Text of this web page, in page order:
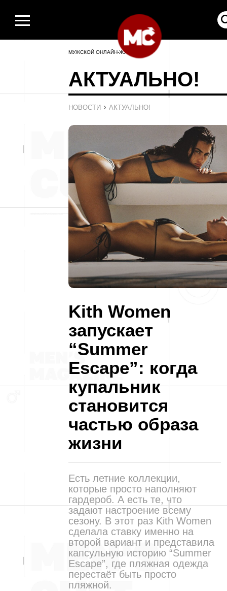
МУЖСКОЙ ОНЛАЙН-ЖУРНАЛ
АКТУАЛЬНО!
НОВОСТИ › АКТУАЛЬНО!
Kith Women
запускает
“Summer
Escape”: когда
купальник
становится
частью образа
жизни
Есть летние коллекции,
которые просто наполняют
гардероб. А есть те, что
задают настроение всему
сезону. В этот раз Kith Women
сделала ставку именно на
второй вариант и представила
капсульную историю “Summer
Escape”, где пляжная одежда
перестаёт быть просто
пляжной.